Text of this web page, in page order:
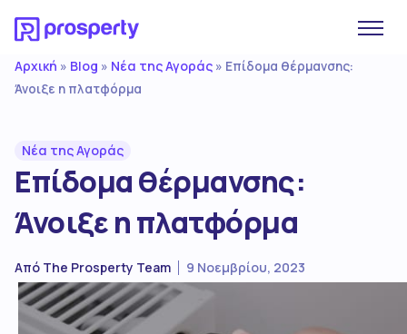
Αρχική » Blog » Νέα της Αγοράς » Επίδομα θέρμανσης:
Άνοιξε η πλατφόρμα
Νέα της Αγοράς
Επίδομα θέρμανσης:
Άνοιξε η πλατφόρμα
Από The Prosperty Team 9 Νοεμβρίου, 2023